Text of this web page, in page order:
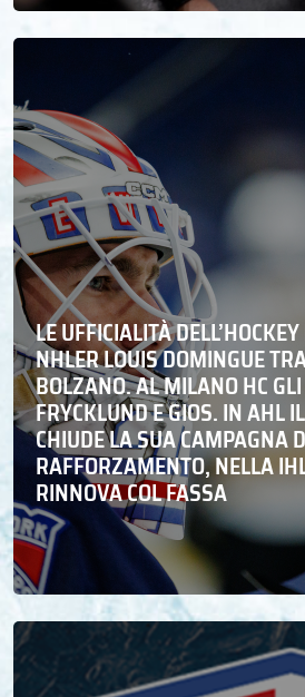
LE UFFICIALITÀ
NHLER LOUIS DOMINGUE
BOLZANO. AL MILANO HC
FRYCKLUND E GIOS. IN AHL
CHIUDE LA SUA CAMPAGNA
RAFFORZAMENTO, NELLA
RINNOVA COL FASSA